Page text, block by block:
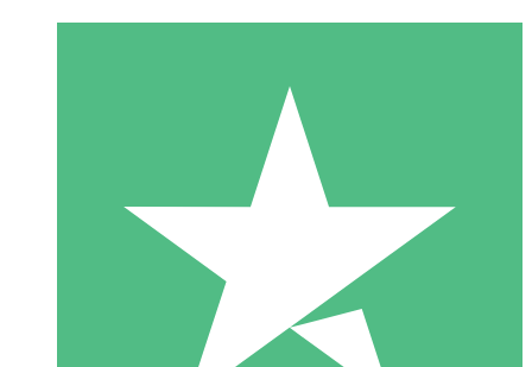
Paquetes de Créditos Individuales
Paga según el uso con créditos de descarga. Sin compromiso
10 00